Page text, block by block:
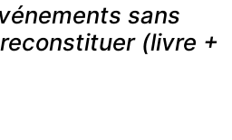
sans
(livre +